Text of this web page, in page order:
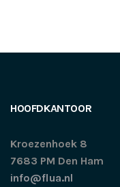
HOOFDKANTOOR
Kroezenhoek 8
7683 PM Den Ham
info@flua.nl